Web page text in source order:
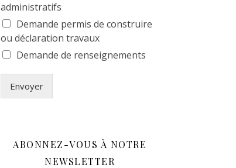
administratifs
Demande permis de construire
ou déclaration travaux
Demande de renseignements
Envoyer
ABONNEZ-VOUS À NOTRE
NEWSLETTER